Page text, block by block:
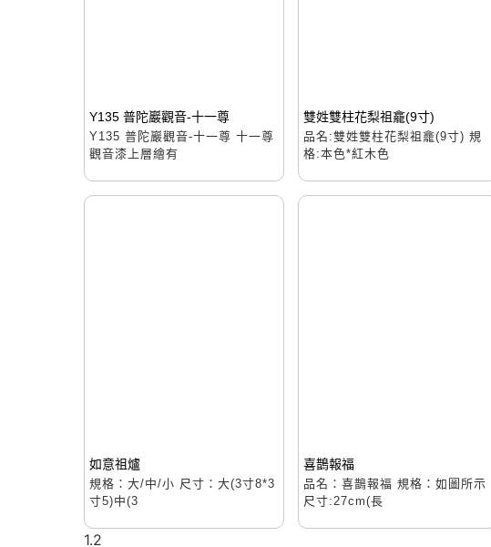
Y135 普陀巖觀音-十一尊
Y135 普陀巖觀音-十一尊 十一尊
觀音漆上層繪有
雙姓雙柱花梨祖龕(9寸)
品名:雙姓雙柱花梨祖龕(9寸) 規
格:本色*紅木色
如意祖爐
規格：大/中/小 尺寸：大(3寸8*3
寸5)中(3
喜鵲報福
品名：喜鵲報福 規格：如圖所示
尺寸:27cm(長